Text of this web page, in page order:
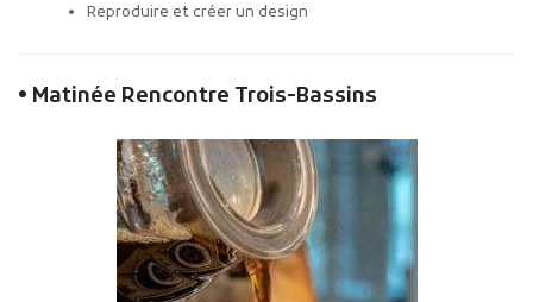
Reproduire et créer un design
• Matinée Rencontre Trois-Bassins